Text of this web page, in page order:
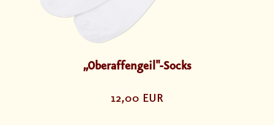
„Oberaffengeil"-Socks
12,00 EUR